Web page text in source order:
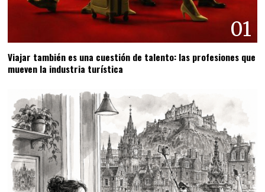
01
Viajar también es una cuestión de talento: las profesiones que
mueven la industria turística